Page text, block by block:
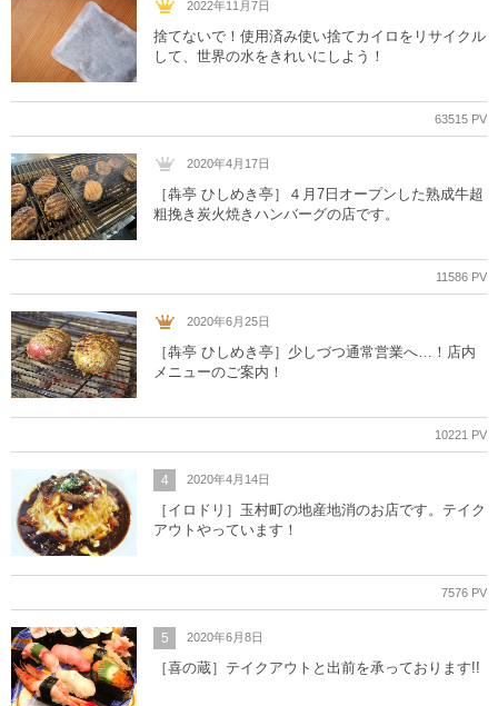
2022年11月7日
捨てないで！使用済み使い捨てカイロをリサイクル
して、世界の水をきれいにしよう！
63515 PV
2020年4月17日
［犇亭 ひしめき亭］４月7日オープンした熟成牛超
粗挽き炭火焼きハンバーグの店です。
11586 PV
2020年6月25日
［犇亭 ひしめき亭］少しづつ通常営業へ…！店内
メニューのご案内！
10221 PV
4 2020年4月14日
［イロドリ］玉村町の地産地消のお店です。テイク
アウトやっています！
7576 PV
5 2020年6月8日
［喜の蔵］テイクアウトと出前を承っております!!